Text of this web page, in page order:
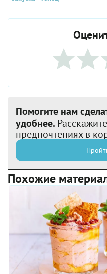
Помогите нам
удобнее.
предпочтениях в
Похожие